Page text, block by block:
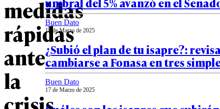
medidas
rápidas
ante
la
Buen Dato
18 de Marzo de 2025
¿Subió el plan de tu isapre?:
cambiarse a Fonasa en tres
Buen Dato
17 de Marzo de 2025